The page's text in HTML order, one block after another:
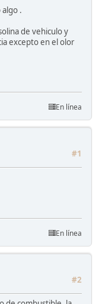
.
de vehiculo y
excepto en el olor
En línea
#1
En línea
#2